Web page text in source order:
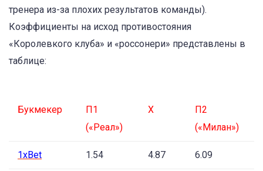
тренера из-за плохих результатов команды).
Коэффициенты на исход противостояния
«Королевкого клуба» и «россонери» представлены в
таблице:
Букмекер
П1
(«Реал»)
Х
П2
(«Милан»)
1xBet 1.54 4.87 6.09